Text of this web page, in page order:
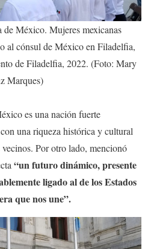
de México. Mujeres mexicanas
al cónsul de México en Filadelfia,
de Filadelfia, 2022. (Foto: Mary
Marques)
es una nación fuerte
una riqueza histórica y cultural
Por otro lado, mencionó
“un futuro dinámico, presente
ligado al de los Estados
que nos une”.